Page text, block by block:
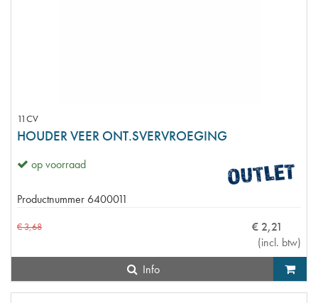
11CV
HOUDER VEER ONT.SVERVROEGING
op voorraad
Productnummer 6400011
€3,68 € 2,21
(incl. btw)
Info